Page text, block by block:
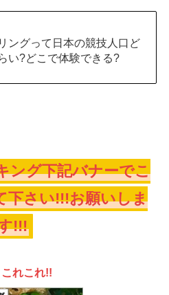
ングって日本の競技人口ど
い?どこで体験できる?
ング下記バナーでこ
下さい!!!お願いしま
!!!
これこれ!!